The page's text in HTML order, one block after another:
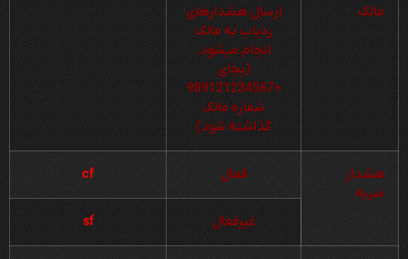
مالک
ارسال هشدارهای
ردیاب به مالک
انجام میشود.
(بجای
+989121234567
شماره مالک
گذاشته شود)
هشدار
ضربه
فعال cf
غیرفعال sf